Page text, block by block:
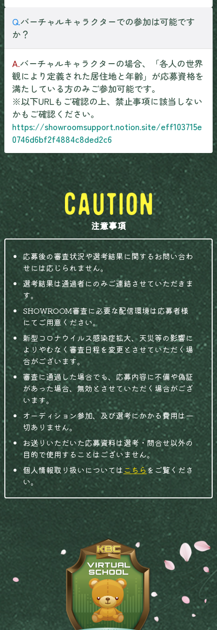
Q.バーチャルキャラクターでの参加は可能です
か？
A.バーチャルキャラクターの場合、「各人の世界
観により定義された居住地と年齢」が応募資格を
満たしている方のみご参加可能です。
※以下URLもご確認の上、禁止事項に該当しない
かもご確認ください。
https://showroomsupport.notion.site/eff103715e
0746d6bf2f4884c8ded2c6
注意事項
応募後の審査状況や選考結果に関するお問い合わ
せには応じられません。
選考結果は通過者にのみご連絡させていただきま
す。
SHOWROOM審査に必要な配信環境は応募者様
にてご用意ください。
新型コロナウイルス感染症拡大、天災等の影響に
よりやむなく審査日程を変更とさせていただく場
合がございます。
審査に通過した場合でも、応募内容に不備や偽証
があった場合、無効とさせていただく場合がござ
います。
オーディション参加、及び選考にかかる費用は一
切ありません。
お送りいただいた応募資料は選考・問合せ以外の
目的で使用することはございません。
個人情報取り扱いについてはこちらをご覧くださ
い。